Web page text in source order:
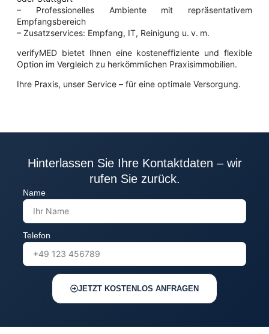
– Professionelles Ambiente mit repräsentativem
Empfangsbereich
– Zusatzservices: Empfang, IT, Reinigung u. v. m.
verifyMED bietet Ihnen eine kosteneffiziente und flexible
Option im Vergleich zu herkömmlichen Praxisimmobilien.
Ihre Praxis, unser Service – für eine optimale Versorgung.
Hinterlassen Sie Ihre Kontaktdaten – wir
rufen Sie zurück.
Name
Telefon
JETZT KOSTENLOS ANFRAGEN